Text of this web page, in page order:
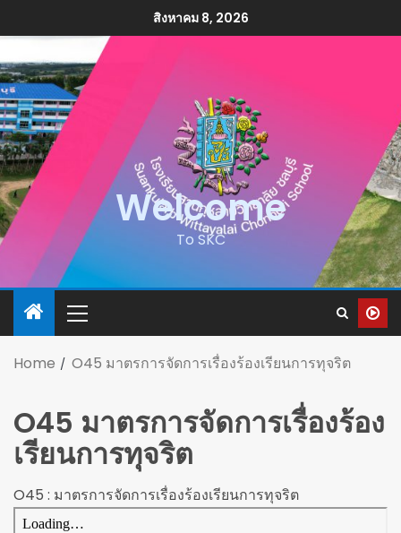
สิงหาคม 8, 2026
Welcome
To SKC
Home O45 มาตรการจัดการเรื่องร้องเรียนการทุจริต
O45 มาตรการจัดการเรื่องร้อง
เรียนการทุจริต
O45 : มาตรการจัดการเรื่องร้องเรียนการทุจริต